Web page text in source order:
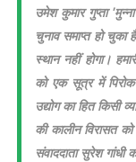
उमेश कुमार गुप्ता
चुनाव समाप्त हो
स्थान नहीं होगा।
को एक सूत्र में
उद्योग का हित किसी
की कालीन विरासत
संवाददाता सुरेश